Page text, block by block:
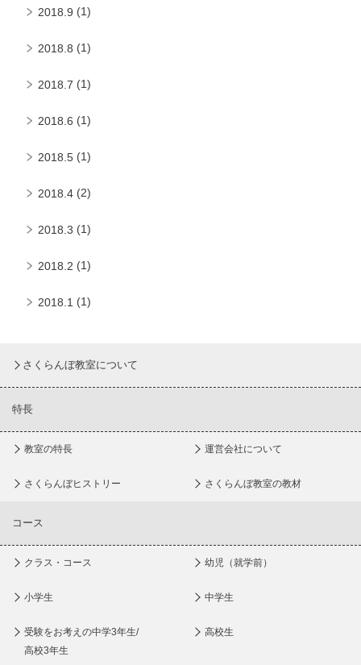
2018.9 (1)
2018.8 (1)
2018.7 (1)
2018.6 (1)
2018.5 (1)
2018.4 (2)
2018.3 (1)
2018.2 (1)
2018.1 (1)
さくらんぼ教室について
特長
教室の特長 運営会社について
さくらんぼヒストリー さくらんぼ教室の教材
コース
クラス・コース 幼児（就学前）
小学生 中学生
受験をお考えの中学3年生/
高校3年生
高校生